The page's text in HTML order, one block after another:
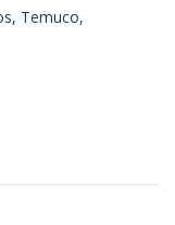
Temuco,